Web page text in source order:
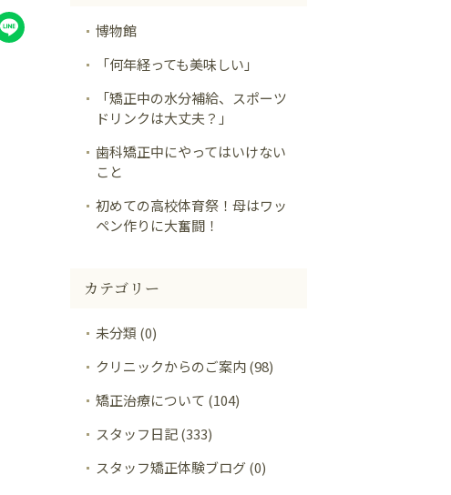
博物館
「何年経っても美味しい」
「矯正中の水分補給、スポーツ
ドリンクは大丈夫？」
歯科矯正中にやってはいけない
こと
初めての高校体育祭！母はワッ
ペン作りに大奮闘！
カテゴリー
未分類 (0)
クリニックからのご案内 (98)
矯正治療について (104)
スタッフ日記 (333)
スタッフ矯正体験ブログ (0)